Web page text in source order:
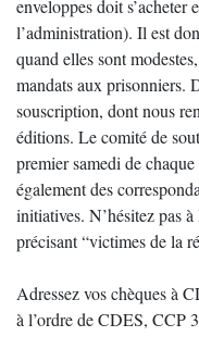
enveloppes doit s’acheter
l’administration). Il est
quand elles sont
mandats aux prisonniers.
souscription, dont nous
éditions. Le comité de
premier samedi de
également des
initiatives. N’hésitez pas
précisant “victimes de la
Adressez vos chèques à
à l’ordre de CDES, CCP